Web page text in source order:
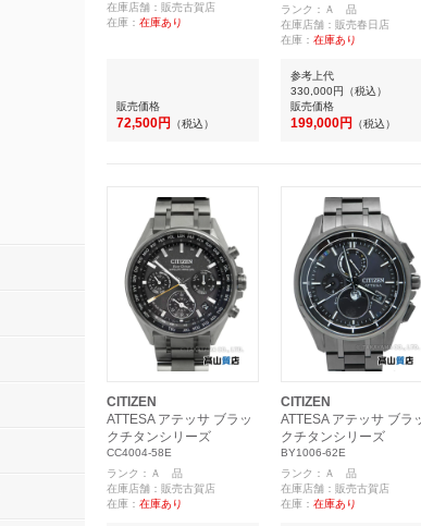
在庫店舗：販売古賀店
在庫： 在庫あり
販売価格
72,500円 （税込）
ランク：Ａ 品
在庫店舗：販売春日店
在庫： 在庫あり
参考上代
330,000円 （税込）
販売価格
199,000円 （税込）
CITIZEN
ATTESA アテッサ ブラッ
クチタンシリーズ
CC4004-58E
ランク：Ａ 品
在庫店舗：販売古賀店
在庫： 在庫あり
CITIZEN
ATTESA アテッサ ブラ
クチタンシリーズ
BY1006-62E
ランク：Ａ 品
在庫店舗：販売古賀店
在庫： 在庫あり